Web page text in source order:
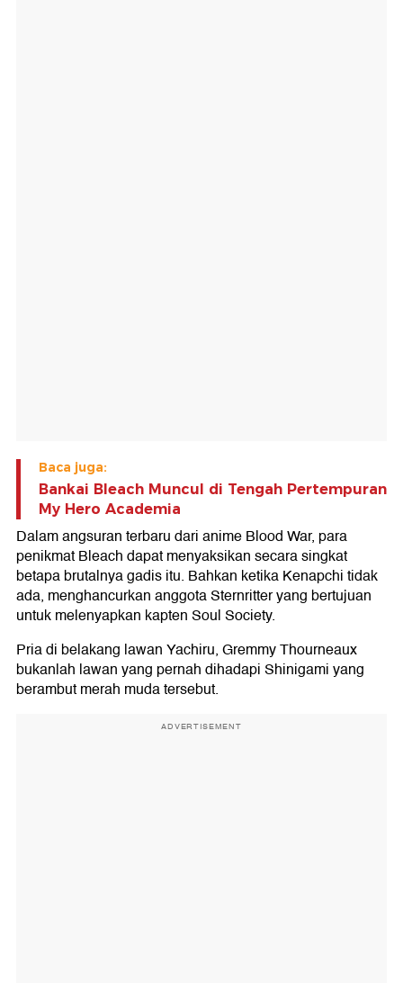
Baca juga:
Bankai Bleach Muncul di Tengah Pertempuran
My Hero Academia
Dalam angsuran terbaru dari anime Blood War, para
penikmat Bleach dapat menyaksikan secara singkat
betapa brutalnya gadis itu. Bahkan ketika Kenapchi tidak
ada, menghancurkan anggota Sternritter yang bertujuan
untuk melenyapkan kapten Soul Society.
Pria di belakang lawan Yachiru, Gremmy Thourneaux
bukanlah lawan yang pernah dihadapi Shinigami yang
berambut merah muda tersebut.
ADVERTISEMENT